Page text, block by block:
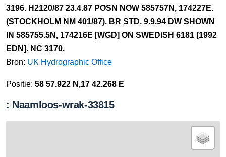
3196. H2120/87 23.4.87 POSN NOW 585757N, 174227E.
(STOCKHOLM NM 401/87). BR STD. 9.9.94 DW SHOWN
IN 585755.5N, 174216E [WGD] ON SWEDISH 6181 [1992
EDN]. NC 3170.
Bron: UK Hydrographic Office
Positie: 58 57.922 N,17 42.268 E
: Naamloos-wrak-33815